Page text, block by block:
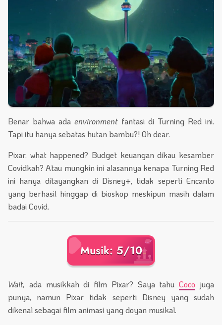
Benar bahwa adaenvironmentfantasi di Turning Red ini.
Tapi itu hanya sebatas hutan bambu?! Oh dear.
Pixar, what happened? Budget keuangan dikau kesamber
Covidkah? Atau mungkin ini alasannya kenapa Turning Red
ini hanya ditayangkan di Disney+, tidak seperti Encanto
yang berhasil hinggap di bioskop meskipun masih dalam
badai Covid.
Musik: 5/10
Wait, ada musikkah di film Pixar? Saya tahuCoco juga
punya, namun Pixar tidak seperti Disney yang sudah
dikenal sebagai film animasi yang doyan musikal.